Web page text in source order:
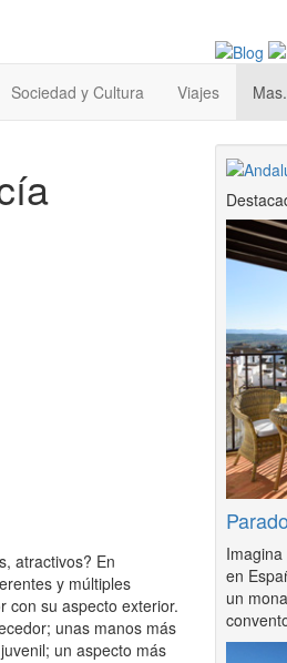
Sociedad y Cultura Viajes
atractivos? En
y múltiples
con su aspecto exterior.
unas manos más
un aspecto más
en
un